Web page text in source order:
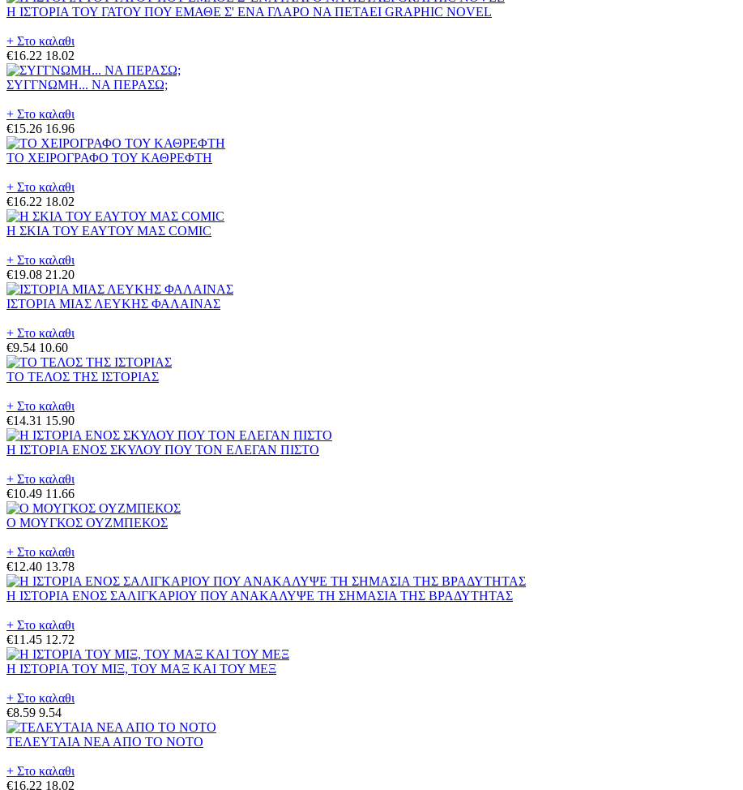
Η ΙΣΤΟΡΙΑ ΤΟΥ ΓΑΤΟΥ ΠΟΥ ΕΜΑΘΕ Σ' ΕΝΑ ΓΛΑΡΟ ΝΑ ΠΕΤΑΕΙ GRAPHIC NOVEL
+ Στο καλαθι
€16.22 18.02
ΣΥΓΓΝΩΜΗ... ΝΑ ΠΕΡΑΣΩ;
+ Στο καλαθι
€15.26 16.96
ΤΟ ΧΕΙΡΟΓΡΑΦΟ ΤΟΥ ΚΑΘΡΕΦΤΗ
+ Στο καλαθι
€16.22 18.02
Η ΣΚΙΑ ΤΟΥ ΕΑΥΤΟΥ ΜΑΣ COMIC
+ Στο καλαθι
€19.08 21.20
ΙΣΤΟΡΙΑ ΜΙΑΣ ΛΕΥΚΗΣ ΦΑΛΑΙΝΑΣ
+ Στο καλαθι
€9.54 10.60
ΤΟ ΤΕΛΟΣ ΤΗΣ ΙΣΤΟΡΙΑΣ
+ Στο καλαθι
€14.31 15.90
Η ΙΣΤΟΡΙΑ ΕΝΟΣ ΣΚΥΛΟΥ ΠΟΥ ΤΟΝ ΕΛΕΓΑΝ ΠΙΣΤΟ
+ Στο καλαθι
€10.49 11.66
Ο ΜΟΥΓΚΟΣ ΟΥΖΜΠΕΚΟΣ
+ Στο καλαθι
€12.40 13.78
Η ΙΣΤΟΡΙΑ ΕΝΟΣ ΣΑΛΙΓΚΑΡΙΟΥ ΠΟΥ ΑΝΑΚΑΛΥΨΕ ΤΗ ΣΗΜΑΣΙΑ ΤΗΣ ΒΡΑΔΥΤΗΤΑΣ
+ Στο καλαθι
€11.45 12.72
Η ΙΣΤΟΡΙΑ ΤΟΥ ΜΙΞ, ΤΟΥ ΜΑΞ ΚΑΙ ΤΟΥ ΜΕΞ
+ Στο καλαθι
€8.59 9.54
ΤΕΛΕΥΤΑΙΑ ΝΕΑ ΑΠΟ ΤΟ ΝΟΤΟ
+ Στο καλαθι
€16.22 18.02